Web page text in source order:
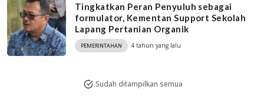
Tingkatkan Peran Penyuluh sebagai
formulator, Kementan Support Sekolah
Lapang Pertanian Organik
PEMERINTAHAN 4 tahun yang lalu
Sudah ditampilkan semua